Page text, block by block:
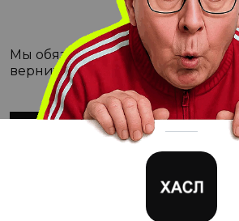
Мы обязательно с этим
вернитесь на Главную
ВЕРНУТЬСЯ НА